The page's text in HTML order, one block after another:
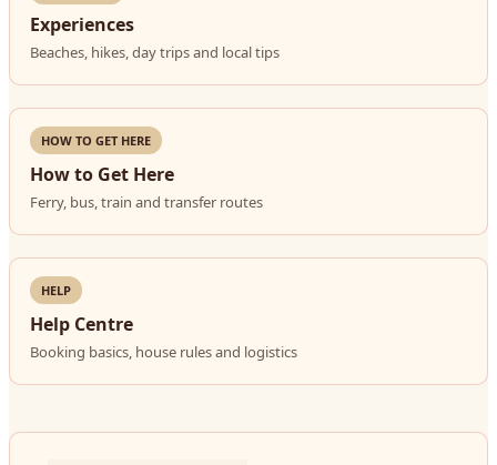
Experiences
Beaches, hikes, day trips and local tips
HOW TO GET HERE
How to Get Here
Ferry, bus, train and transfer routes
HELP
Help Centre
Booking basics, house rules and logistics